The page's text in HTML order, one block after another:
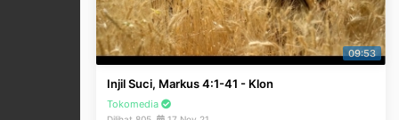
09:53
Injil Suci, Markus 4:1-41 - Klon
Tokomedia